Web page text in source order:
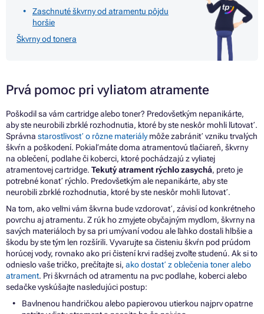
Zaschnuté škvrny od atramentu pôjdu
horšie
Škvrny od tonera
Prvá pomoc pri vyliatom atramente
Poškodilsa vám cartridge alebo toner? Predovšetkým nepanikárte,
aby ste neurobili zbrklé rozhodnutia, ktoré by ste neskôr mohli ľutovať.
Správna starostlivosť o rôzne materiálymôže zabrániť vzniku trvalých
škvŕn a poškodení. Pokiaľ máte doma atramentovú tlačiareň, škvrny
na oblečení, podlaheči koberci, ktoré pochádzajú zvyliatej
atramentovej cartridge. Tekutý atrament rýchlo zasychá, preto je
potrebné konať rýchlo. Predovšetkým ale nepanikárte, aby ste
neurobili zbrklé rozhodnutia, ktoré by ste neskôr mohli ľutovať.
Na tom, ako veľmi vám škvrna bude vzdorovať, závisíod konkrétneho
povrchu ajatramentu. Z rúk hozmyjete obyčajným mydlom, škvrnyna
savých materiáloch bysa pri umývaní vodou ale ľahko dostali hlbšiea
škodu by ste tým len rozšírili. Vyvarujtesa čisteniu škvŕn pod prúdom
horúcej vody, rovnako ako pri čistení krvi radšej zvoľte studenú. Ak sito
odnieslo vaše tričko, prečítajte si, ako dostať zoblečenia toner alebo
atrament. Pri škvrnách od atramentu na pvc podlahe, koberci alebo
sedačke vyskúšajte nasledujúci postup:
Bavlnenou handričkou alebo papierovou utierkou najprv opatrne